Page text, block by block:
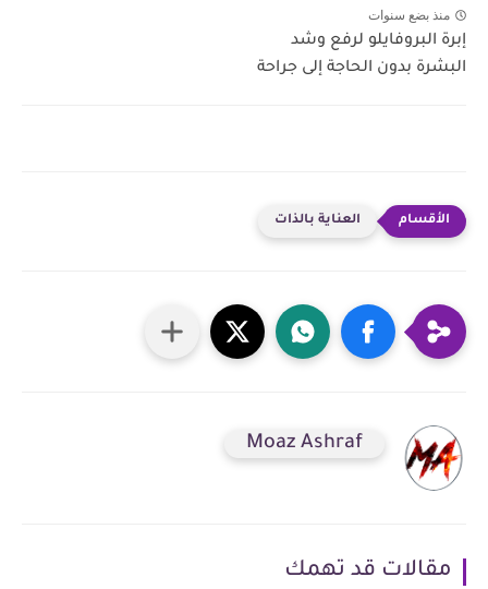
منذ بضع سنوات
إبرة البروفايلو لرفع وشد
البشرة بدون الحاجة إلى جراحة
العناية بالذات
Moaz Ashraf
مقالات قد تهمك